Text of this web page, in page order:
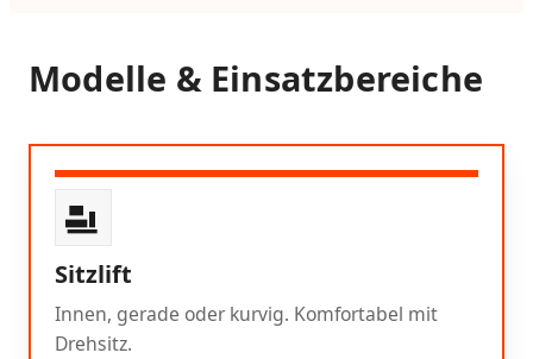
Modelle & Einsatzbereiche
Sitzlift
Innen, gerade oder kurvig. Komfortabel mit
Drehsitz.